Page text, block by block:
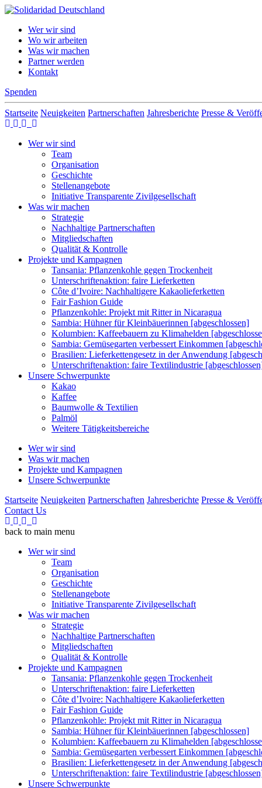
Skip
content
Solidaridad Deutschland
Wer wir sind
Wo wir arbeiten
Was wir machen
Partner werden
Kontakt
Spenden
Startseite Neuigkeiten Partnerschaften Jahresberichte Presse &
Wer wir sind
Team
Organisation
Geschichte
Stellenangebote
Initiative Transparente Zivilgesellschaft
Was wir machen
Strategie
Nachhaltige Partnerschaften
Mitgliedschaften
Qualität & Kontrolle
Projekte und Kampagnen
Tansania: Pflanzenkohle gegen Trockenheit
Unterschriftenaktion: faire Lieferketten
Côte d’Ivoire: Nachhaltigere Kakaolieferketten
Fair Fashion Guide
Pflanzenkohle: Projekt mit Ritter in Nicaragua
Sambia: Hühner für Kleinbäuerinnen [abgeschlossen]
Kolumbien: Kaffeebauern zu Klimahelden
Sambia: Gemüsegarten verbessert Einkommen
Brasilien: Lieferkettengesetz in der Anwendung
Unterschriftenaktion: faire Textilindustrie
Unsere Schwerpunkte
Kakao
Kaffee
Baumwolle & Textilien
Palmöl
Weitere Tätigkeitsbereiche
Wer wir sind
Was wir machen
Projekte und Kampagnen
Unsere Schwerpunkte
Startseite Neuigkeiten Partnerschaften Jahresberichte Presse &
Contact Us
back to main menu
Wer wir sind
Team
Organisation
Geschichte
Stellenangebote
Initiative Transparente Zivilgesellschaft
Was wir machen
Strategie
Nachhaltige Partnerschaften
Mitgliedschaften
Qualität & Kontrolle
Projekte und Kampagnen
Tansania: Pflanzenkohle gegen Trockenheit
Unterschriftenaktion: faire Lieferketten
Côte d’Ivoire: Nachhaltigere Kakaolieferketten
Fair Fashion Guide
Pflanzenkohle: Projekt mit Ritter in Nicaragua
Sambia: Hühner für Kleinbäuerinnen [abgeschlossen]
Kolumbien: Kaffeebauern zu Klimahelden
Sambia: Gemüsegarten verbessert Einkommen
Brasilien: Lieferkettengesetz in der Anwendung
Unterschriftenaktion: faire Textilindustrie
Unsere Schwerpunkte